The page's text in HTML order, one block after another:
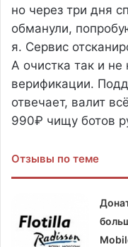
но через три дня
обманули,
я. Сервис
А очистка так и не
верификации.
отвечает, валит
990₽ чищу ботов
Отзывы по теме